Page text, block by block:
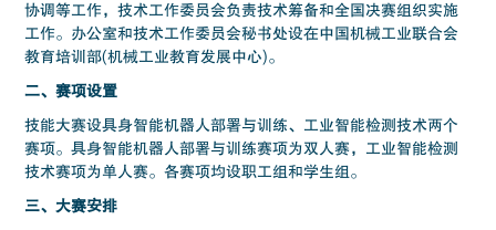
协调等工作，技术工作委员会负责技术筹备和全国决赛组织实施
工作。办公室和技术工作委员会秘书处设在中国机械工业联合会
教育培训部(机械工业教育发展中心)。
二、赛项设置
技能大赛设具身智能机器人部署与训练、工业智能检测技术两个
赛项。具身智能机器人部署与训练赛项为双人赛，工业智能检测
技术赛项为单人赛。各赛项均设职工组和学生组。
三、大赛安排